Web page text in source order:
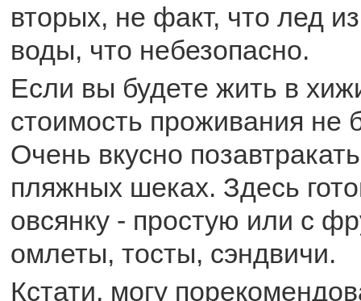
вторых, не факт, что лед
воды, что небезопасно.
Если вы будете жить в
стоимость проживания не
Очень вкусно
пляжных шеках. Здесь
овсянку - простую или с
омлеты, тосты, сэндвичи.
Кстати, могу